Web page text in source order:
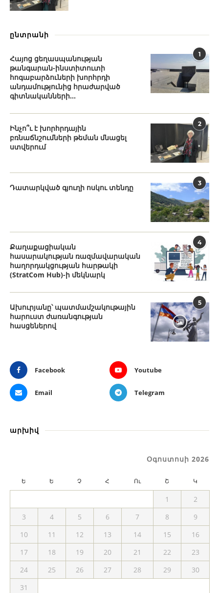
ընտրանի
1
Հայոց ցեղասպանության
թանգարան-ինստիտուտի
հոգաբարձուների խորհրդի
անդամությունից հրաժարված
գիտնականների...
2
Ինչո՞ւ է խորհրդային
բռնաճնշումների թեման մնացել
ստվերում
3
Դատարկված գյուղի ոսկու տենդը
4
Քաղաքացիական
հասարակության ռազմավարական
հաղորդակցության հարթակի
(StratCom Hub)-ի մեկնարկ
5
Ախուրյանը՝ պատմամշակութային
հարուստ ժառանգության
հասցեներով
Facebook Youtube
Email Telegram
արխիվ
Օգոստոսի 2026
Ե Ե Չ Հ Ու Շ Կ
1
2
3
4 5 6 7 8
9
10
11 12 13 14 15
16
17
18 19 20 21 22
23
24
25 26 27 28 29
30
31